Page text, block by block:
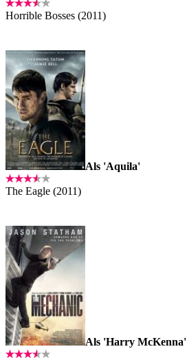
Horrible Bosses (2011)
Als 'Aquila'
The Eagle (2011)
Als 'Harry McKenna'